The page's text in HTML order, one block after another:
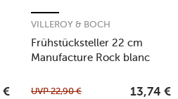
€
Frühstücksteller 22 cm
Manufacture Rock blanc
VILLEROY & BOCH
UVP22,90 € 13,74 €